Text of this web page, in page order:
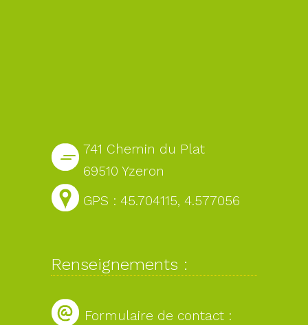
741 Chemin du Plat
69510 Yzeron
GPS : 45.704115, 4.577056
Renseignements :
Formulaire de contact :